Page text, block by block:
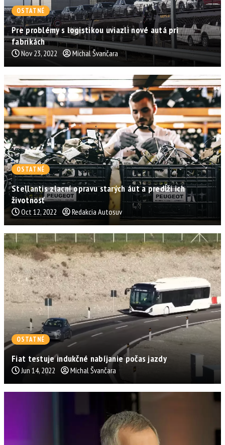
OSTATNÉ
Pre problémy s logistikou uviazli nové autá pri
fabrikách
Nov 23, 2022 Michal Švančara
OSTATNÉ
Stellantis zlacní opravu starých áut a predĺži ich
životnosť
Oct 12, 2022 Redakcia Autosuv
OSTATNÉ
Fiat testuje indukčné nabíjanie počas jazdy
Jun 14, 2022 Michal Švančara